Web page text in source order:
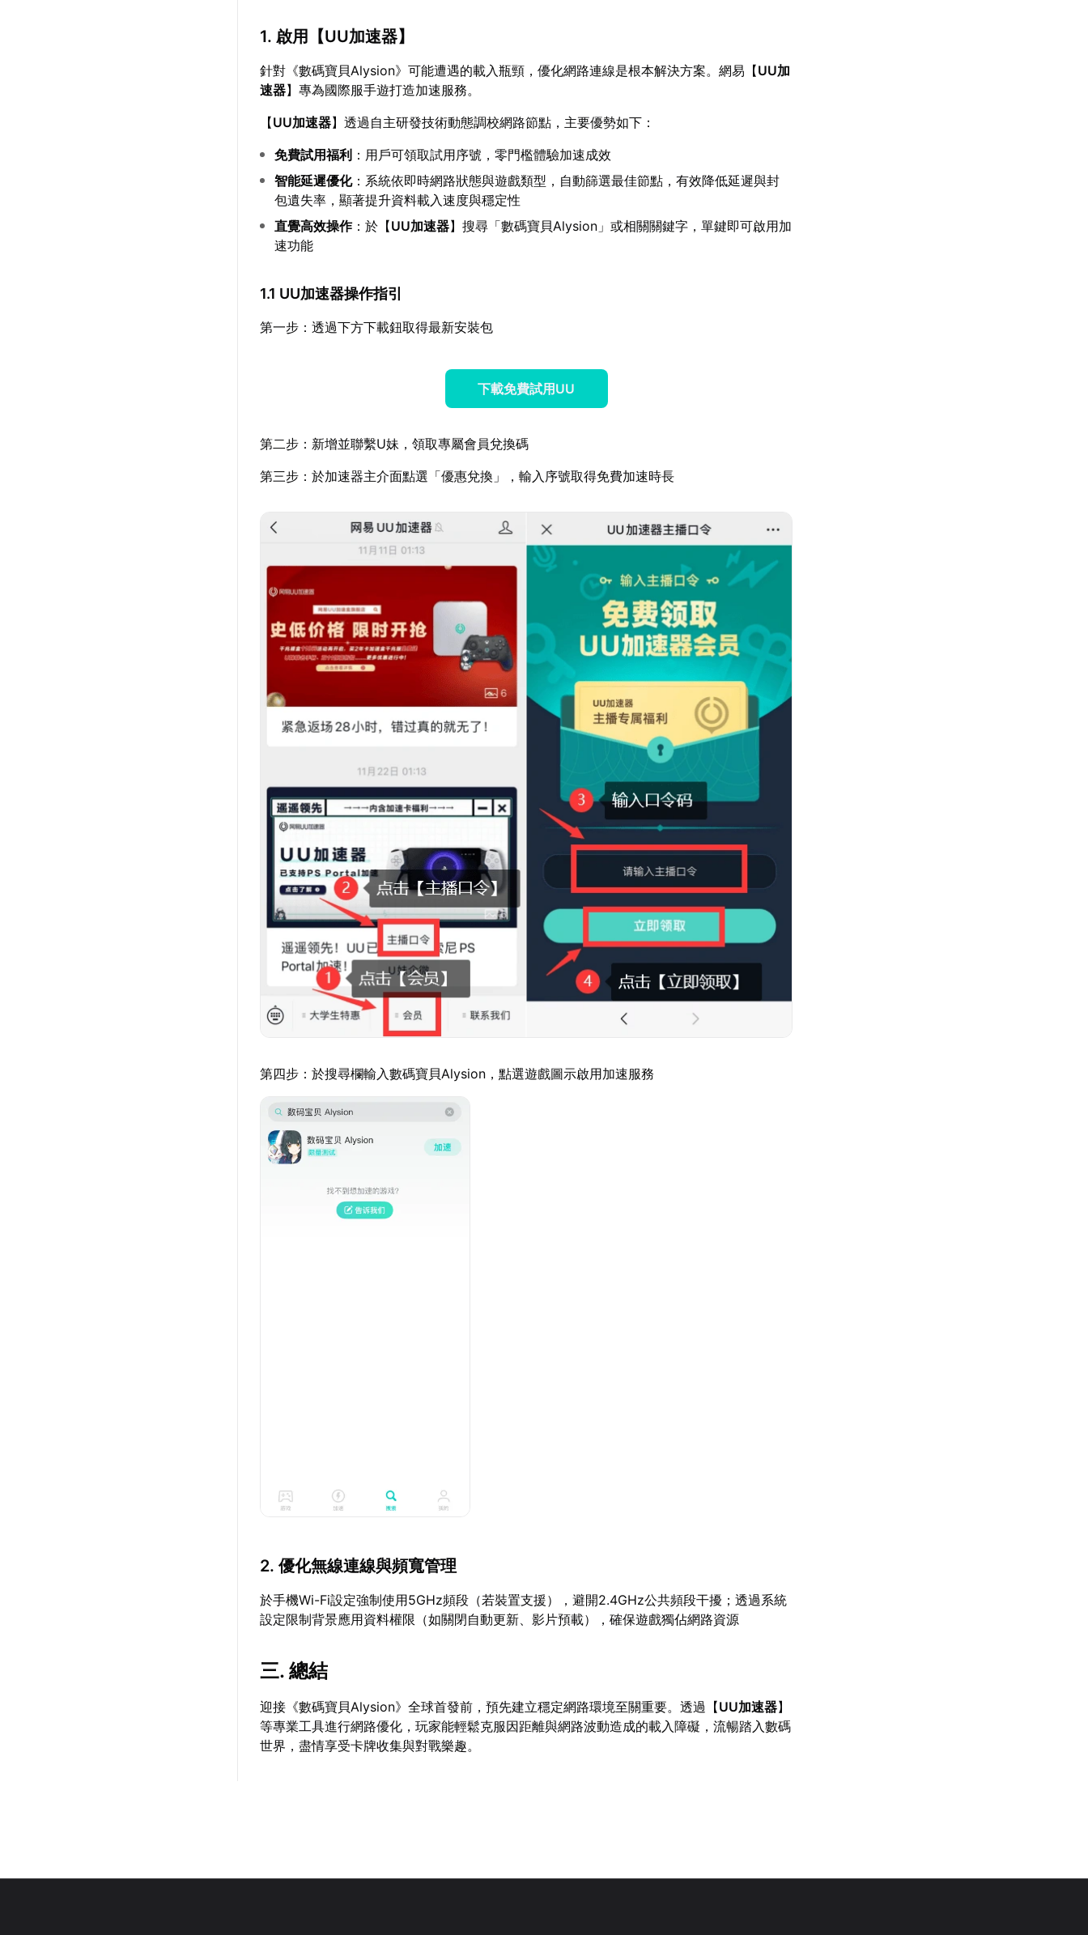
1. 啟用【UU加速器】
針對《數碼寶貝Alysion》可能遭遇的載入瓶頸，優化網路連線是根本解決方案。網易【UU加
速器】專為國際服手遊打造加速服務。
【UU加速器】透過自主研發技術動態調校網路節點，主要優勢如下：
免費試用福利 ：用戶可領取試用序號，零門檻體驗加速成效
智能延遲優化：系統依即時網路狀態與遊戲類型，自動篩選最佳節點，有效降低延遲與封
包遺失率，顯著提升資料載入速度與穩定性
直覺高效操作：於【UU加速器】搜尋「數碼寶貝Alysion」或相關關鍵字，單鍵即可啟用加
速功能
1.1 UU加速器操作指引
第一步：透過下方下載鈕取得最新安裝包
下載免費試用UU
第二步：新增並聯繫U妹，領取專屬會員兌換碼
第三步：於加速器主介面點選「優惠兌換」，輸入序號取得免費加速時長
第四步：於搜尋欄輸入數碼寶貝Alysion，點選遊戲圖示啟用加速服務
2. 優化無線連線與頻寬管理
於手機Wi-Fi設定強制使用5GHz頻段（若裝置支援），避開2.4GHz公共頻段干擾；透過系統
設定限制背景應用資料權限（如關閉自動更新、影片預載），確保遊戲獨佔網路資源
三. 總結
迎接《數碼寶貝Alysion》全球首發前，預先建立穩定網路環境至關重要。透過【UU加速器】
等專業工具進行網路優化，玩家能輕鬆克服因距離與網路波動造成的載入障礙，流暢踏入數碼
世界，盡情享受卡牌收集與對戰樂趣。